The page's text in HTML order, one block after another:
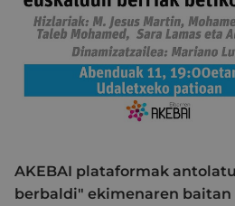
AKEBAI plataformak
berbaldi" ekimenaren